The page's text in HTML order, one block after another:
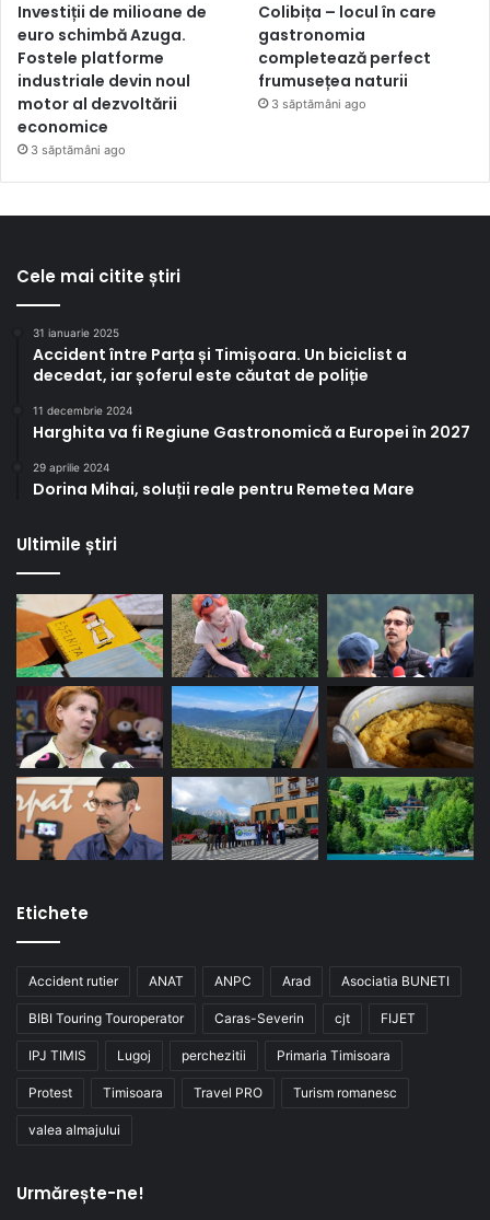
Investiții de milioane de
euro schimbă Azuga.
Fostele platforme
industriale devin noul
motor al dezvoltării
economice
3 săptămâni ago
Colibița – locul în care
gastronomia
completează perfect
frumusețea naturii
3 săptămâni ago
Cele mai citite știri
31 ianuarie 2025
Accident între Parța și Timișoara. Un biciclist a
decedat, iar șoferul este căutat de poliție
11 decembrie 2024
Harghita va fi Regiune Gastronomică a Europei în 2027
29 aprilie 2024
Dorina Mihai, soluții reale pentru Remetea Mare
Ultimile știri
Etichete
Accident rutier ANAT ANPC Arad Asociatia BUNETI
BIBI Touring Touroperator Caras-Severin cjt FIJET
IPJ TIMIS Lugoj perchezitii Primaria Timisoara
Protest Timisoara Travel PRO Turism romanesc
valea almajului
Urmărește-ne!